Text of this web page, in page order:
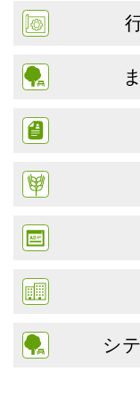
シ